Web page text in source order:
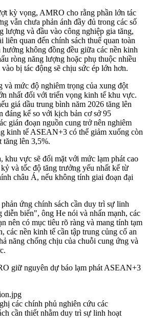
kỳ vọng, AMRO cho rằng phần lớn tác
vẫn chưa phản ánh đầy đủ trong các số
lượng và đầu vào công nghiệp gia tăng,
liên quan đến chính sách thuế quan toàn
hưởng không đồng đều giữa các nền kinh
ròng năng lượng hoặc phụ thuộc nhiều
bị tác động sẽ chịu sức ép lớn hơn.
mức độ nghiêm trọng của xung đột
nhất đối với triển vọng kinh tế khu vực.
giá dầu trung bình năm 2026 tăng lên
đáng kể so với kịch bản cơ sở 95
gián đoạn nguồn cung trở nên nghiêm
kinh tế ASEAN+3 có thể giảm xuống còn
tăng lên 3,5%.
khu vực sẽ đối mặt với mức lạm phát cao
và tốc độ tăng trưởng yếu nhất kể từ
châu Á, nếu không tính giai đoạn đại
ứng chính sách cần duy trì sự linh
diễn biến", ông He nói và nhấn mạnh, các
nên có mục tiêu rõ ràng và mang tính tạm
các nền kinh tế cần tập trung củng cố an
năng chống chịu của chuỗi cung ứng và
giữ nguyên dự báo lạm phát ASEAN+3
các chính phủ nghiên cứu các
cần thiết nhằm duy trì sự linh hoạt